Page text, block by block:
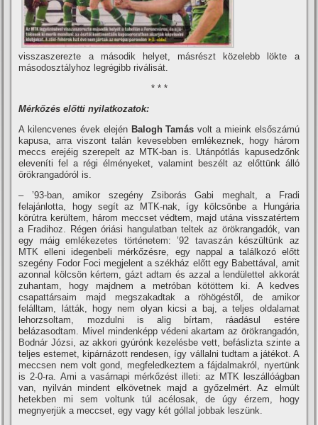
visszaszerezte a második helyet, másrészt közelebb lökte a
másodosztályhoz legrégibb riválisát.
* * *
Mérkőzés előtti nyilatkozatok:
A kilencvenes évek elején Balogh Tamás volt a mieink elsőszámú
kapusa, arra viszont talán kevesebben emlékeznek, hogy három
meccs erejéig szerepelt az MTK-ban is. Utánpótlás kapusedzőnk
elevení­ti fel a régi élményeket, valamint beszélt az előttünk álló
örökrangadóról is.
– ’93-ban, amikor szegény Zsiborás Gabi meghalt, a Fradi
felajánlotta, hogy segí­t az MTK-nak, í­gy kölcsönbe a Hungária
körútra kerültem, három meccset védtem, majd utána visszatértem
a Fradihoz. Régen óriási hangulatban teltek az örökrangadók, van
egy máig emlékezetes történetem: ’92 tavaszán készültünk az
MTK elleni idegenbeli mérkőzésre, egy nappal a találkozó előtt
szegény Fodor Foci megjelent a székház előtt egy Babettával, amit
azonnal kölcsön kértem, gázt adtam és azzal a lendülettel akkorát
zuhantam, hogy majdnem a metróban kötöttem ki. A kedves
csapattársaim majd megszakadtak a röhögéstől, de amikor
felálltam, látták, hogy nem olyan kicsi a baj, a teljes oldalamat
lehorzsoltam, mozdulni is alig bí­rtam, ráadásul estére
belázasodtam. Mivel mindenképp védeni akartam az örökrangadón,
Bodnár Józsi, az akkori gyúrónk kezelésbe vett, befáslizta szinte a
teljes estemet, kipárnázott rendesen, í­gy vállalni tudtam a játékot. A
meccsen nem volt gond, megfeledkeztem a fájdalmakról, nyertünk
is 2-0-ra. Ami a vasárnapi mérkőzést illeti: az MTK leszállóágban
van, nyilván mindent elkövetnek majd a győzelmért. Az elmúlt
hetekben mi sem voltunk túl acélosak, de úgy érzem, hogy
megnyerjük a meccset, egy vagy két góllal jobbak leszünk.